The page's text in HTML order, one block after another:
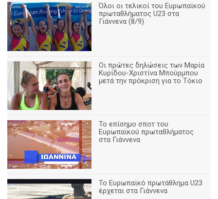
Όλοι οι τελικοί του Ευρωπαϊκού
πρωταθλήματος U23 στα
Γιάννενα (8/9)
Οι πρώτες δηλώσεις των Μαρία
Κυρίδου-Χριστίνα Μπούρμπου
μετά την πρόκριση για το Τόκιο
Το επίσημο σποτ του
Ευρωπαϊκού πρωταθλήματος
στα Γιάννενα
To Ευρωπαϊκό πρωτάθλημα U23
έρχεται στα Γιάννενα